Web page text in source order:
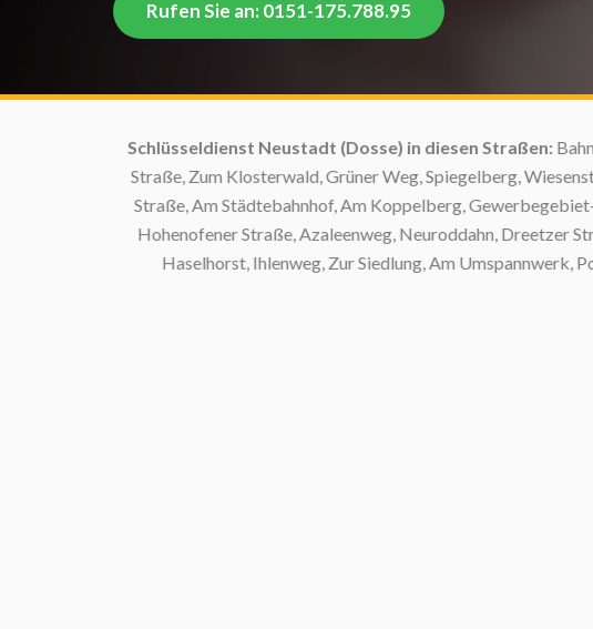
Rufen Sie an: 0151-175.788.95
Schlüsseldienst Neustadt (Dosse) in diesen Straßen:
Straße, Zum Klosterwald, Grüner Weg, Spiegelberg,
Straße, Am Städtebahnhof, Am Koppelberg,
Hohenofener Straße, Azaleenweg, Neuroddahn, Dreetzer
Haselhorst, Ihlenweg, Zur Siedlung, Am Umspannwerk,